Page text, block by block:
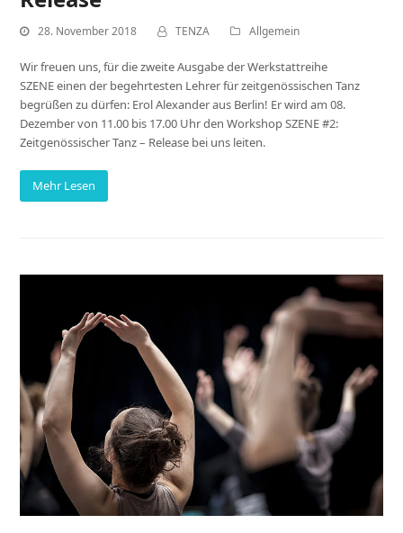
28. November 2018 TENZA Allgemein
Wir freuen uns, für die zweite Ausgabe der Werkstattreihe
SZENE einen der begehrtesten Lehrer für zeitgenössischen Tanz
begrüßen zu dürfen: Erol Alexander aus Berlin! Er wird am 08.
Dezember von 11.00 bis 17.00 Uhr den Workshop SZENE #2:
Zeitgenössischer Tanz – Release bei uns leiten.
Mehr Lesen